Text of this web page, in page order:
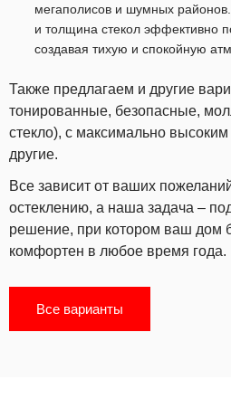
мегаполисов и шумных
и толщина стекол эффективно
создавая тихую и спокойную
Также предлагаем и другие
тонированные, безопасные,
стекло), с максимально
другие.
Все зависит от ваших
остеклению, а наша задача –
решение, при котором ваш дом
комфортен в любое время года.
Все варианты